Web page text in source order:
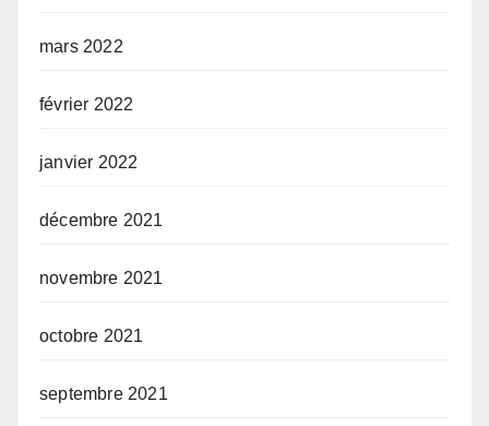
mars 2022
février 2022
janvier 2022
décembre 2021
novembre 2021
octobre 2021
septembre 2021